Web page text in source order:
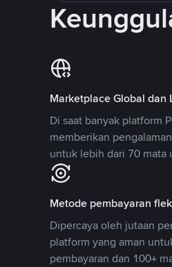
Marketplace Global dan
Di saat banyak platform
memberikan
untuk lebih dari 70 mata
Metode pembayaran
Dipercaya oleh jutaan
platform yang aman
pembayaran dan 100+